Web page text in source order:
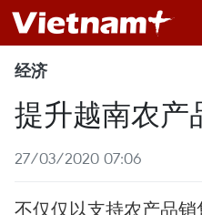
经济
提升越南农产
27/03/2020 07:06
不仅仅以支持农产品销